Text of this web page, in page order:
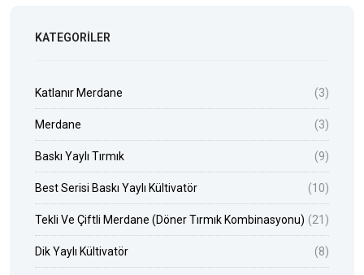
KATEGORILER
Katlanır Merdane (3)
Merdane (3)
Baskı Yaylı Tırmık (9)
Best Serisi Baskı Yaylı Kültivatör (10)
Tekli Ve Çiftli Merdane (Döner Tırmık Kombinasyonu) (21)
Dik Yaylı Kültivatör (8)